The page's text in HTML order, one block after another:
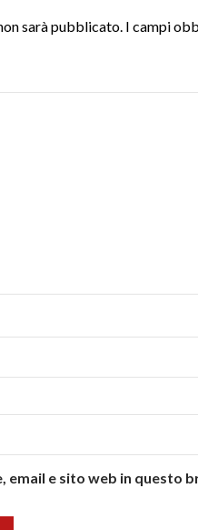
sarà pubblicato. I campi
email e sito web in questo